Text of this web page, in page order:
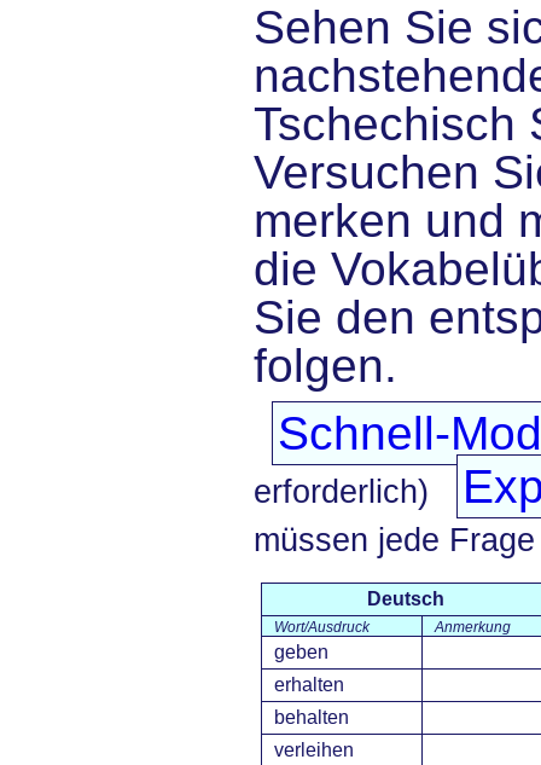
Sehen Sie
Tschechisch
Versuchen
merken und
die
Sie den
folgen.
Schnell-
erforderlich)
müssen jede
Deutsch
Wort/Ausdruck Anmerkung
geben
erhalten
behalten
verleihen